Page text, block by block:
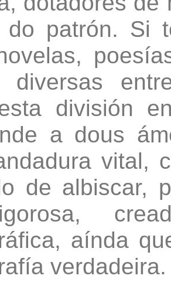
do patrón. Si
diversas
división
a dous
vital,
de albiscar,
aínda
verdadeira.